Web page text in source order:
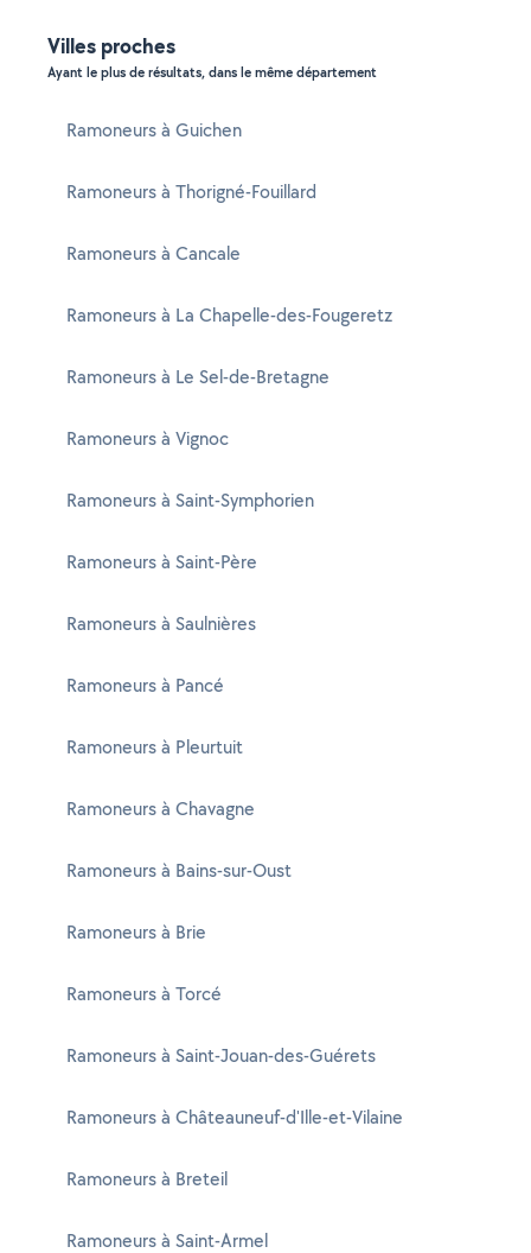
Villes proches
Ayant le plus de résultats, dans le même département
Ramoneurs à Guichen
Ramoneurs à Thorigné-Fouillard
Ramoneurs à Cancale
Ramoneurs à La Chapelle-des-Fougeretz
Ramoneurs à Le Sel-de-Bretagne
Ramoneurs à Vignoc
Ramoneurs à Saint-Symphorien
Ramoneurs à Saint-Père
Ramoneurs à Saulnières
Ramoneurs à Pancé
Ramoneurs à Pleurtuit
Ramoneurs à Chavagne
Ramoneurs à Bains-sur-Oust
Ramoneurs à Brie
Ramoneurs à Torcé
Ramoneurs à Saint-Jouan-des-Guérets
Ramoneurs à Châteauneuf-d'Ille-et-Vilaine
Ramoneurs à Breteil
Ramoneurs à Saint-Armel